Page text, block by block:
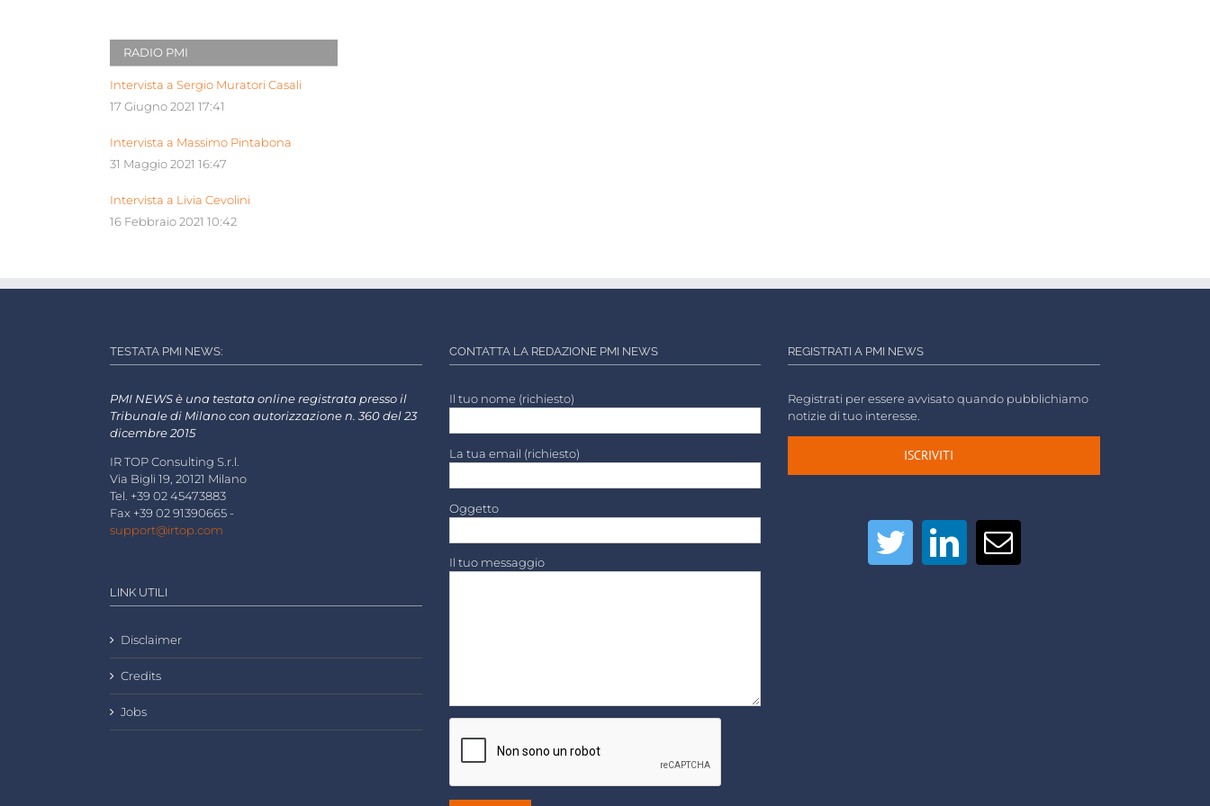
RADIO PMI
Intervista a Sergio Muratori Casali
17 Giugno 2021 17:41
Intervista a Massimo Pintabona
31 Maggio 2021 16:47
Intervista a Livia Cevolini
16 Febbraio 2021 10:42
TESTATA PMI NEWS:
PMI NEWS è una testata online registrata presso il
Tribunale di Milano con autorizzazione n. 360 del 23
dicembre 2015
IR TOP Consulting S.r.l.
Via Bigli 19, 20121 Milano
Tel. +39 02 45473883
Fax +39 02 91390665 -
support@irtop.com
LINK UTILI
Disclaimer
Credits
Jobs
CONTATTA LA REDAZIONE PMI NEWS
Il tuo nome (richiesto)
La tua email (richiesto)
Oggetto
Il tuo messaggio
REGISTRATI A PMI NEWS
Registrati per essere avvisato quando pubblichiamo
notizie di tuo interesse.
ISCRIVITI